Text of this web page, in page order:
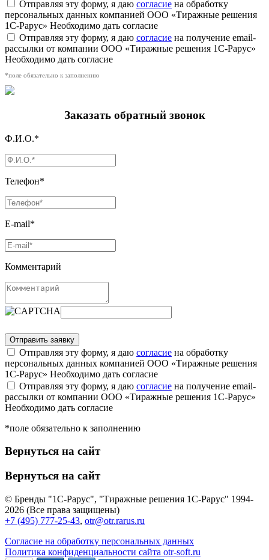
Отправляя эту форму, я даю согласие на обработку
персональных данных компанией ООО «Тиражные решения
1С-Рарус» Необходимо дать согласие
Отправляя эту форму, я даю согласие на получение email-
рассылки от компании ООО «Тиражные решения 1С-Рарус»
Необходимо дать согласие
*поле обязательно к заполнению
Заказать обратный звонок
Ф.И.О.*
Телефон*
E-mail*
Комментарий
Отправляя эту форму, я даю согласие на обработку
персональных данных компанией ООО «Тиражные решения
1С-Рарус» Необходимо дать согласие
Отправляя эту форму, я даю согласие на получение email-
рассылки от компании ООО «Тиражные решения 1С-Рарус»
Необходимо дать согласие
*поле обязательно к заполнению
Вернуться на сайт
Вернуться на сайт
© Бренды "1С-Рарус", "Тиражные решения 1С-Рарус" 1994-
2026 (Все права защищены)
+7 (495) 777-25-43, otr@otr.rarus.ru
Согласие на обработку персональных данных
Политика конфиденциальности сайта otr-soft.ru